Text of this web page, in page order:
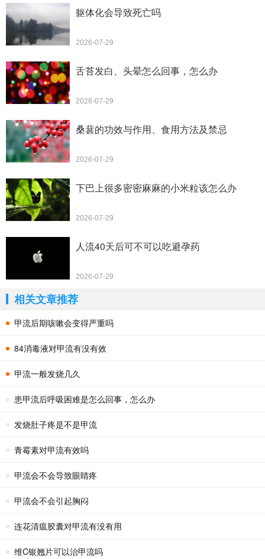
躯体化会导致死亡吗
2026-07-29
舌苔发白、头晕怎么回事，怎么办
2026-07-29
桑葚的功效与作用、食用方法及禁忌
2026-07-29
下巴上很多密密麻麻的小米粒该怎么办
2026-07-29
人流40天后可不可以吃避孕药
2026-07-29
相关文章推荐
甲流后期咳嗽会变得严重吗
84消毒液对甲流有没有效
甲流一般发烧几久
患甲流后呼吸困难是怎么回事，怎么办
发烧肚子疼是不是甲流
青霉素对甲流有效吗
甲流会不会导致眼睛疼
甲流会不会引起胸闷
连花清瘟胶囊对甲流有没有用
维C银翘片可以治甲流吗